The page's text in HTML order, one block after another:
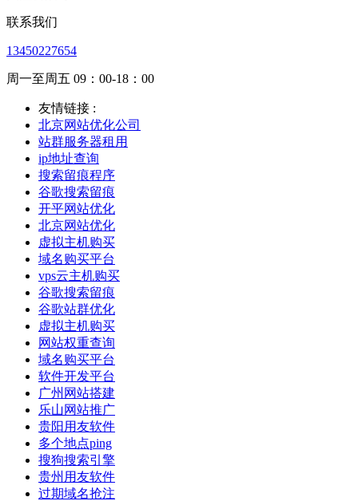
联系我们
13450227654
周一至周五 09：00-18：00
友情链接 :
北京网站优化公司
站群服务器租用
ip地址查询
搜索留痕程序
谷歌搜索留痕
开平网站优化
北京网站优化
虚拟主机购买
域名购买平台
vps云主机购买
谷歌搜索留痕
谷歌站群优化
虚拟主机购买
网站权重查询
域名购买平台
软件开发平台
广州网站搭建
乐山网站推广
贵阳用友软件
多个地点ping
搜狗搜索引擎
贵州用友软件
过期域名抢注